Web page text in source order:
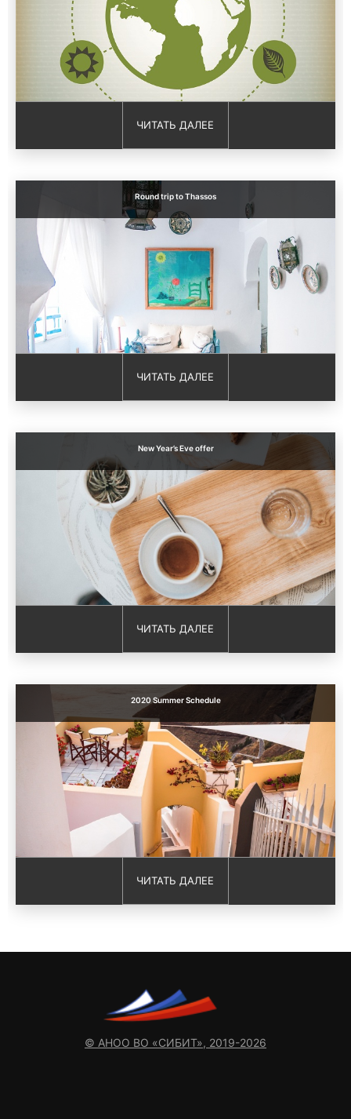
ЧИТАТЬ ДАЛЕЕ
Round trip to Thassos
ЧИТАТЬ ДАЛЕЕ
New Year’s Eve offer
ЧИТАТЬ ДАЛЕЕ
2020 Summer Schedule
ЧИТАТЬ ДАЛЕЕ
© АНОО ВО «СИБИТ», 2019-2026